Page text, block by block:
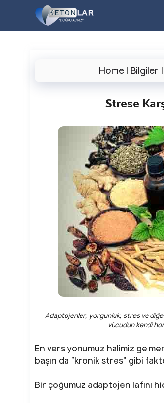
Home| Bilgiler |
Strese
Adaptojenler, yorgunluk, stres ve
vücudun kendi
En versiyonumuz halimiz
başın da “kronik stres” gibi
Bir çoğumuz adaptojen lafını